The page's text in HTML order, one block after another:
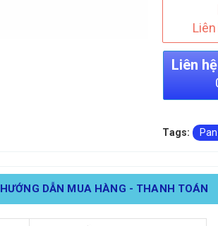
Liên
Tags:
HƯỚNG DẪN MUA HÀNG - THANH TOÁN